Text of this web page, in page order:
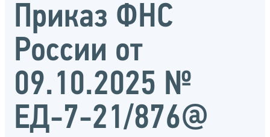
Приказ ФНС
России от
09.10.2025 №
ЕД-7-21/876@